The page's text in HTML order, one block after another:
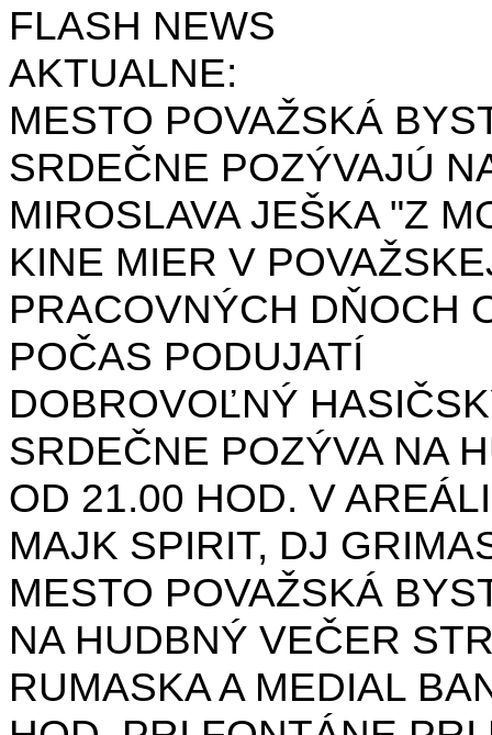
FLASH NEWS
AKTUALNE:
MESTO POVAŽSKÁ
SRDEČNE POZÝVAJÚ
MIROSLAVA JEŠKA "Z
KINE MIER V
PRACOVNÝCH DŇOCH
POČAS PODUJATÍ
DOBROVOĽNÝ
SRDEČNE POZÝVA NA
OD 21.00 HOD. V
MAJK SPIRIT, DJ
MESTO POVAŽSKÁ
NA HUDBNÝ VEČER
RUMASKA A MEDIAL